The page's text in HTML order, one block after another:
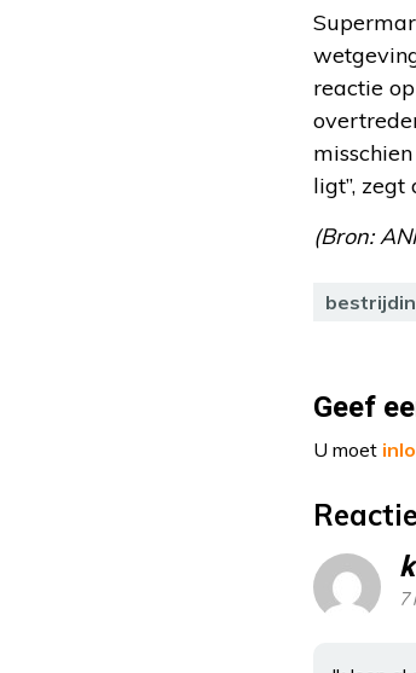
reactie
ligt”, zegt
(Bron:
Geef
U moet
7